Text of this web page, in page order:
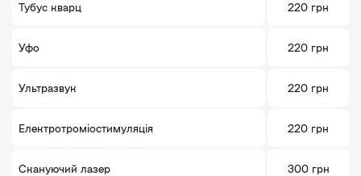
Тубус кварц 220 грн
Уфо 220 грн
Ультразвук 220 грн
Електротроміостимуляція 220 грн
Скануючий лазер 300 грн